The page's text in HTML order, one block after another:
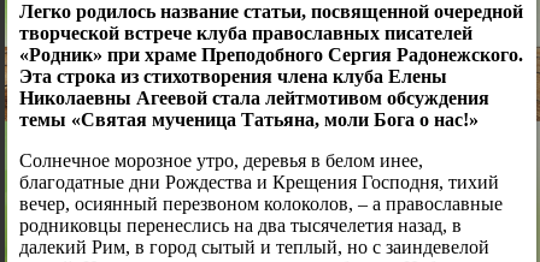
Легко родилось название статьи, посвященной очередной
творческой встрече клуба православных писателей
«Родник» при храме Преподобного Сергия Радонежского.
Эта строка из стихотворения члена клуба Елены
Николаевны Агеевой стала лейтмотивом обсуждения
темы «Святая мученица Татьяна, моли Бога о нас!»
Солнечное морозное утро, деревья в белом инее,
благодатные дни Рождества и Крещения Господня, тихий
вечер, осиянный перезвоном колоколов, – а православные
родниковцы перенеслись на два тысячелетия назад, в
далекий Рим, в город сытый и теплый, но с заиндевелой